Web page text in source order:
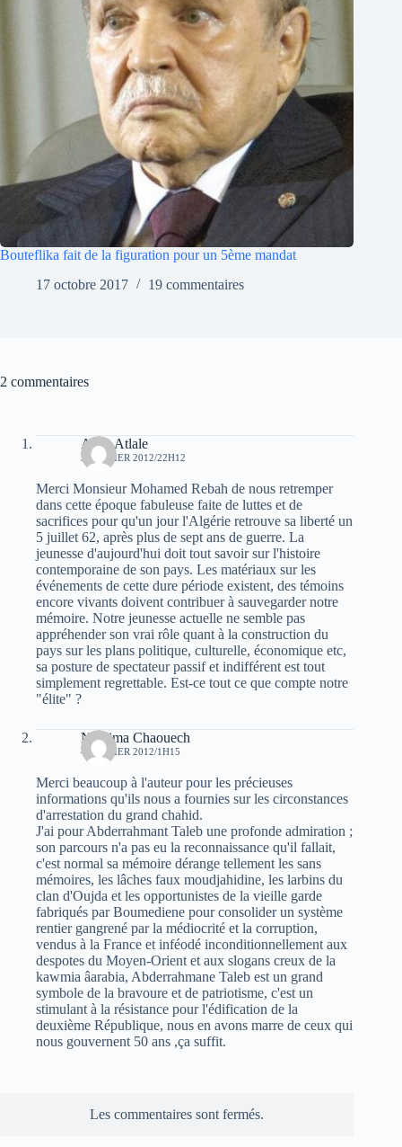
Bouteflika fait de la figuration pour un 5ème mandat
17 octobre 2017
19 commentaires
2 commentaires
Atala Atlale
3 JANVIER 2012/22H12
Merci Monsieur Mohamed Rebah de nous retremper
dans cette époque fabuleuse faite de luttes et de
sacrifices pour qu'un jour l'Algérie retrouve sa liberté un
5 juillet 62, après plus de sept ans de guerre. La
jeunesse d'aujourd'hui doit tout savoir sur l'histoire
contemporaine de son pays. Les matériaux sur les
événements de cette dure période existent, des témoins
encore vivants doivent contribuer à sauvegarder notre
mémoire. Notre jeunesse actuelle ne semble pas
appréhender son vrai rôle quant à la construction du
pays sur les plans politique, culturelle, économique etc,
sa posture de spectateur passif et indifférent est tout
simplement regrettable. Est-ce tout ce que compte notre
"élite" ?
Nassima Chaouech
4 JANVIER 2012/1H15
Merci beaucoup à l'auteur pour les précieuses
informations qu'ils nous a fournies sur les circonstances
d'arrestation du grand chahid.
J'ai pour Abderrahmant Taleb une profonde admiration ;
son parcours n'a pas eu la reconnaissance qu'il fallait,
c'est normal sa mémoire dérange tellement les sans
mémoires, les lâches faux moudjahidine, les larbins du
clan d'Oujda et les opportunistes de la vieille garde
fabriqués par Boumediene pour consolider un système
rentier gangrené par la médiocrité et la corruption,
vendus à la France et inféodé inconditionnellement aux
despotes du Moyen-Orient et aux slogans creux de la
kawmia âarabia, Abderrahmane Taleb est un grand
symbole de la bravoure et de patriotisme, c'est un
stimulant à la résistance pour l'édification de la
deuxième République, nous en avons marre de ceux qui
nous gouvernent 50 ans ,ça suffit.
Les commentaires sont fermés.